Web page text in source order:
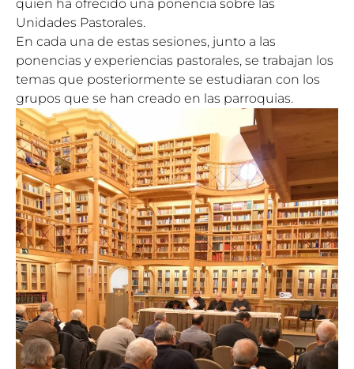
quien ha ofrecido una ponencia sobre las
Unidades Pastorales.
En cada una de estas sesiones, junto a las
ponencias y experiencias pastorales, se trabajan los
temas que posteriormente se estudiaran con los
grupos que se han creado en las parroquias.